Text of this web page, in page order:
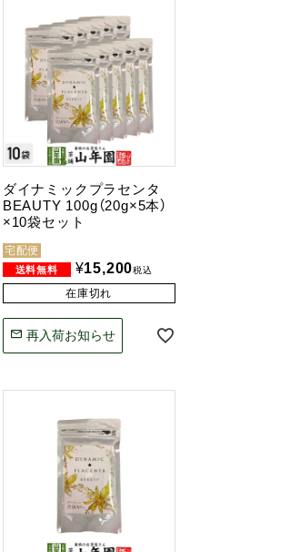
ダイナミックプラセンタ
BEAUTY 100g（20g×5本）
×10袋セット
宅配便
¥15,200税込
在庫切れ
再入荷お知らせ